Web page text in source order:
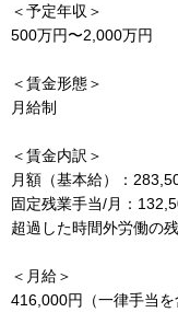
＜予定年収＞
500万円〜2,000万円
＜賃金形態＞
月給制
＜賃金内訳＞
月額（基本給）：
固定残業手当/月：
超過した時間外労働の
＜月給＞
416,000円（一律手当を